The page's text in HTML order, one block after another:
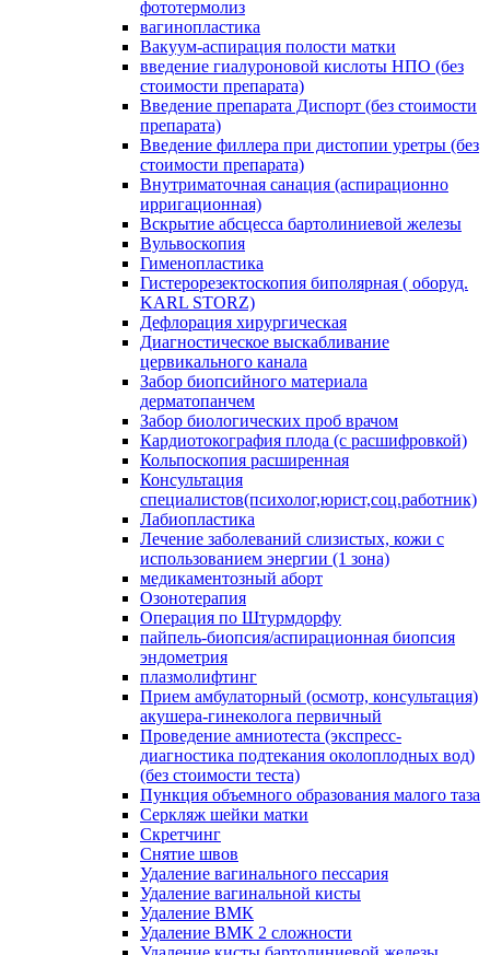
фототермолиз
вагинопластика
Вакуум-аспирация полости матки
введение гиалуроновой кислоты НПО (без
стоимости препарата)
Введение препарата Диспорт (без стоимости
препарата)
Введение филлера при дистопии уретры (без
стоимости препарата)
Внутриматочная санация (аспирационно
ирригационная)
Вскрытие абсцесса бартолиниевой железы
Вульвоскопия
Гименопластика
Гистерорезектоскопия биполярная ( оборуд.
KARL STORZ)
Дефлорация хирургическая
Диагностическое выскабливание
цервикального канала
Забор биопсийного материала
дерматопанчем
Забор биологических проб врачом
Кардиотокография плода (с расшифровкой)
Кольпоскопия расширенная
Консультация
специалистов(психолог,юрист,соц.работник)
Лабиопластика
Лечение заболеваний слизистых, кожи с
использованием энергии (1 зона)
медикаментозный аборт
Озонотерапия
Операция по Штурмдорфу
пайпель-биопсия/аспирационная биопсия
эндометрия
плазмолифтинг
Прием амбулаторный (осмотр, консультация)
акушера-гинеколога первичный
Проведение амниотеста (экспресс-
диагностика подтекания околоплодных вод)
(без стоимости теста)
Пункция объемного образования малого таза
Серкляж шейки матки
Скретчинг
Снятие швов
Удаление вагинального пессария
Удаление вагинальной кисты
Удаление ВМК
Удаление ВМК 2 сложности